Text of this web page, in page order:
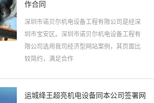
作合同
深圳市诺贝尔机电设备工程有限公司是经深
圳市宝安区。深圳市诺贝尔机电设备工程有
限公司选用我司经济型网站案例，其页面比
较简约，满足合作
运城绛王超亮机电设备同本公司签署网